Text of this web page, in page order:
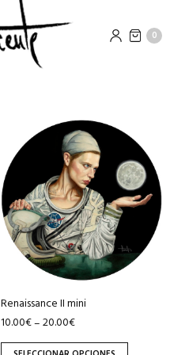
0
Renaissance II mini
10.00€–20.00€
producto
tiene
múltiples
variantes.
Las
opciones
elegir
en
la